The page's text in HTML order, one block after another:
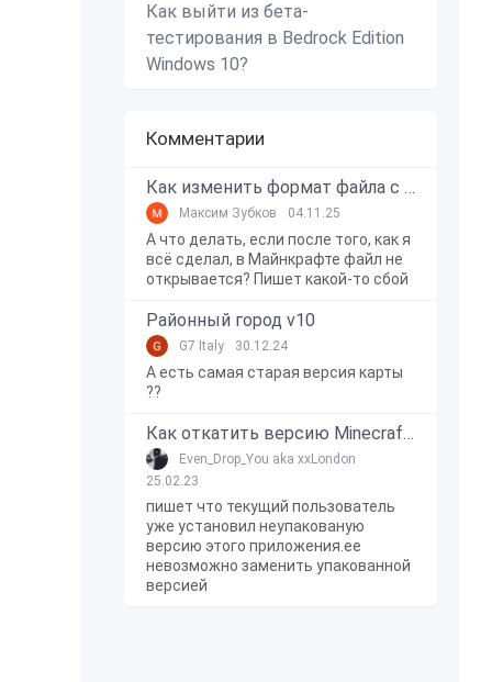
Как выйти из бета-
тестирования в Bedrock Edition
Windows 10?
Комментарии
Как изменить формат файла с zip в mcworld?
Максим Зубков 04.11.25
А что делать, если после того, как я
всё сделал, в Майнкрафте файл не
открывается? Пишет какой-то сбой
Районный город v10
G7 Italy 30.12.24
А есть самая старая версия карты
??
Как откатить версию Minecraft Bedrock Edition на Windows 10?
Even_Drop_You aka xxLondon
25.02.23
пишет что текущий пользователь
уже установил неупакованую
версию этого приложения.ее
невозможно заменить упакованной
версией